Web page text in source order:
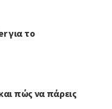
για το
πώς να πάρεις